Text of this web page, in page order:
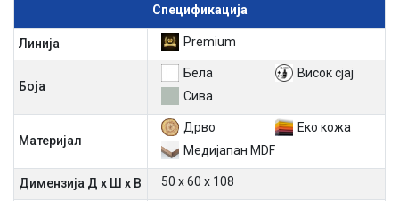
Спецификација
Линија Premium
Боја
Бела
Висок сјај
Сива
Материјал
Дрво
Еко кожа
Медијапан MDF
Димензија Д х Ш х В 50 х 60 х 108